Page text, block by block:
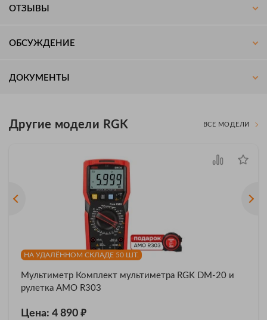
ОТЗЫВЫ
ОБСУЖДЕНИЕ
ДОКУМЕНТЫ
Другие модели RGK ВСЕ МОДЕЛИ
НА УДАЛЁННОМ СКЛАДЕ 50 ШТ.
Мультиметр Комплект мультиметра RGK DM-20 и
рулетка AMO R303
Цена: 4 890 ₽